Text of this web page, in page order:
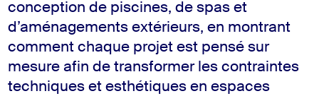
conception de piscines, de spas et
d’aménagements extérieurs, en montrant
comment chaque projet est pensé sur
mesure afin de transformer les contraintes
techniques et esthétiques en espaces